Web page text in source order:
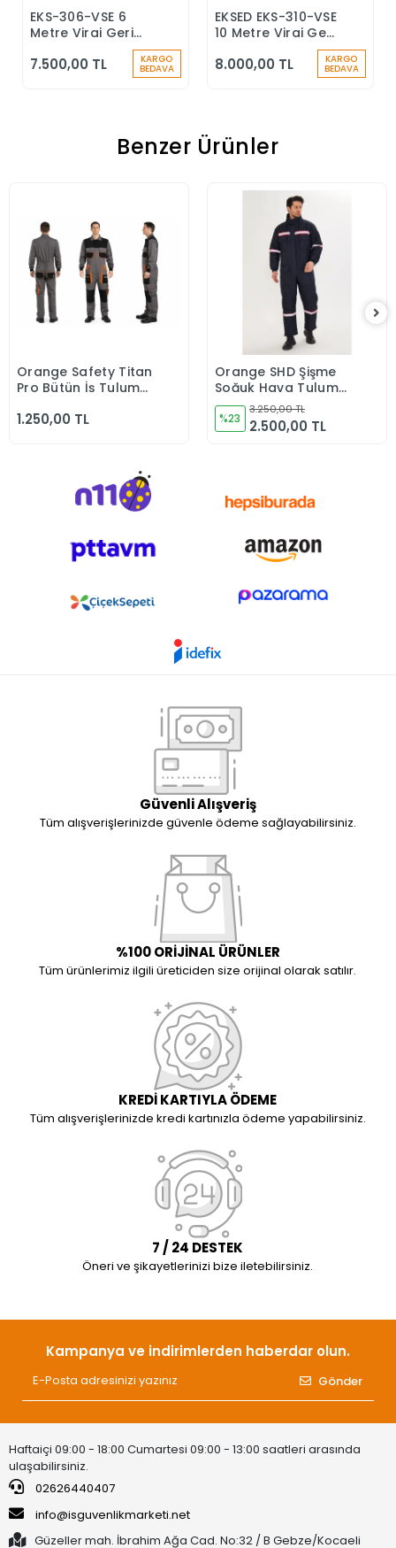
Sepete Ekle
EKS-306-VSE 6
Metre Viraj Geri
Durdurucu Keskin
7.500,00 TL KARGO
BEDAVA
Sepete Ekle
EKSED EKS-310-VSE
10 Metre Viraj Geri
Durdurucu
8.000,00 TL KARGO
BEDAVA
Benzer Ürünler
Sepete Ekle
Orange Safety Titan
Pro Bütün İş Tulumu
1.250,00 TL
Sepete Ekle
Orange SHD Şişme
Soğuk Hava Tulumu
Reflektörlü Lacivert
%23
3.250,00 TL
2.500,00 TL
Güvenli Alışveriş
Tüm alışverişlerinizde güvenle ödeme sağlayabilirsiniz.
%100 ORİJİNAL ÜRÜNLER
Tüm ürünlerimiz ilgili üreticiden size orijinal olarak satılır.
KREDİ KARTIYLA ÖDEME
Tüm alışverişlerinizde kredi kartınızla ödeme yapabilirsiniz.
7 / 24 DESTEK
Öneri ve şikayetlerinizi bize iletebilirsiniz.
Kampanya ve indirimlerden haberdar olun.
Gönder
Haftaiçi 09:00 - 18:00 Cumartesi 09:00 - 13:00 saatleri arasında
ulaşabilirsiniz.
02626440407
info@isguvenlikmarketi.net
Güzeller mah. İbrahim Ağa Cad. No:32 / B Gebze/Kocaeli